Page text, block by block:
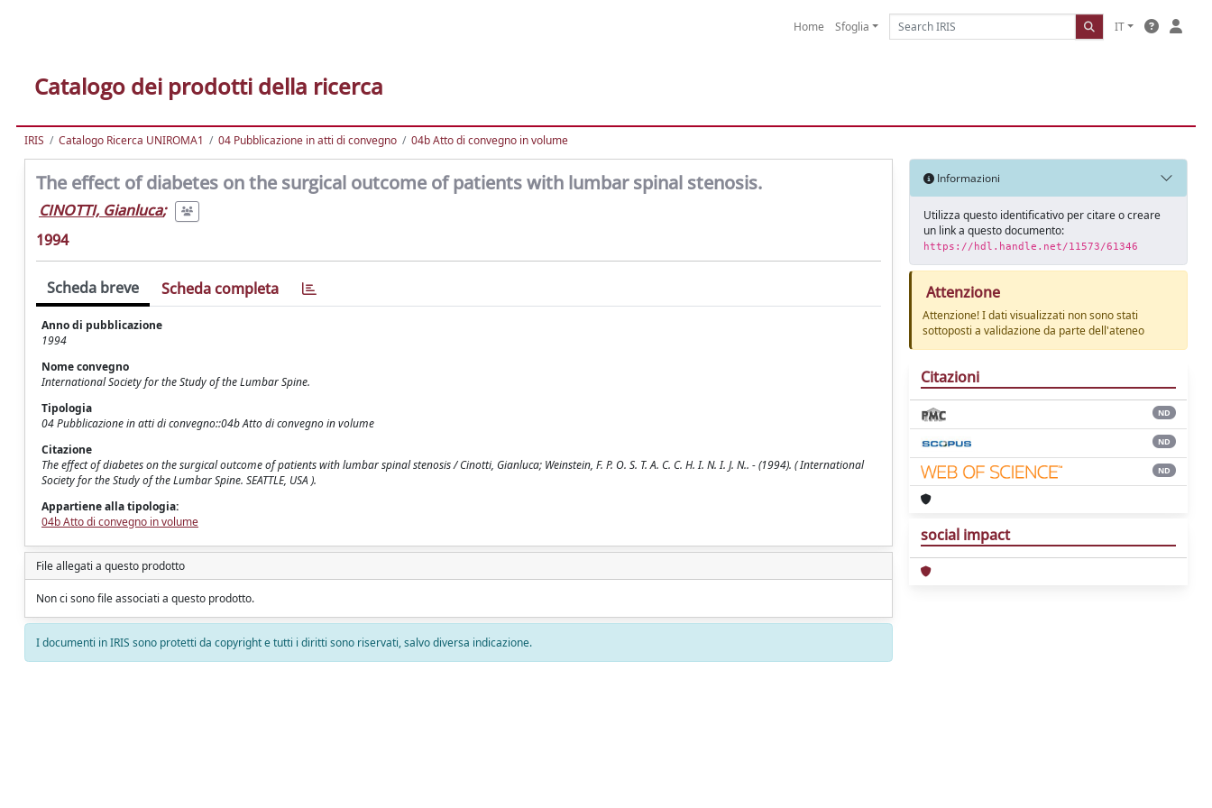
Home Sfoglia IT
Catalogo dei prodotti della ricerca
IRIS Catalogo Ricerca UNIROMA1 04 Pubblicazione in atti di convegno 04b Atto di convegno in volume
The effect of diabetes on the surgical outcome of patients with lumbar spinal stenosis.
CINOTTI, Gianluca;
1994
Scheda breve Scheda completa
Anno di pubblicazione
1994
Nome convegno
International Society for the Study of the Lumbar Spine.
Tipologia
04 Pubblicazione in atti di convegno::04b Atto di convegno in volume
Citazione
The effect of diabetes on the surgical outcome of patients with lumbar spinal stenosis / Cinotti, Gianluca; Weinstein, F. P. O. S. T. A. C. C. H. I. N. I. J. N.. - (1994). ( International
Society for the Study of the Lumbar Spine. SEATTLE, USA ).
Appartiene alla tipologia:
04b Atto di convegno in volume
File allegati a questo prodotto
Non ci sono file associati a questo prodotto.
I documenti in IRIS sono protetti da copyright e tutti i diritti sono riservati, salvo diversa indicazione.
Informazioni
Utilizza questo identificativo per citare o creare
un link a questo documento:
https://hdl.handle.net/11573/61346
Attenzione
Attenzione! I dati visualizzati non sono stati
sottoposti a validazione da parte dell'ateneo
Citazioni
ND
ND
ND
social impact